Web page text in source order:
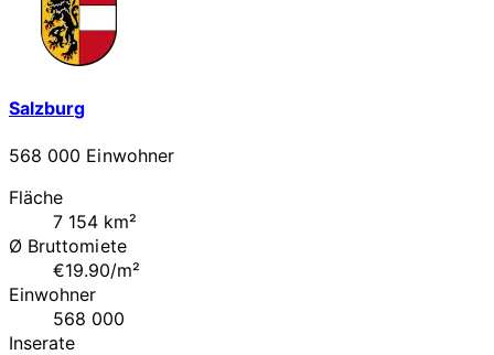
Salzburg
568 000 Einwohner
Fläche
7 154 km²
Ø Bruttomiete
€19.90/m²
Einwohner
568 000
Inserate